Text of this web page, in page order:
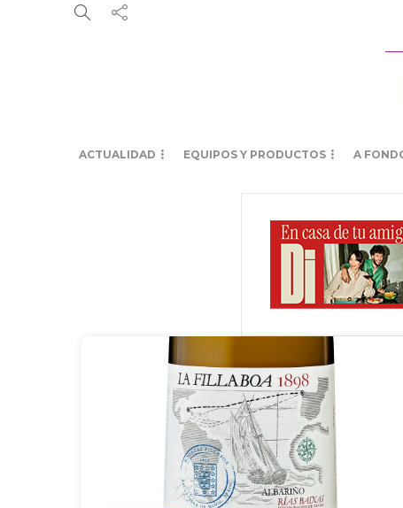
ACTUALIDAD EQUIPOS Y PRODUCTOS A